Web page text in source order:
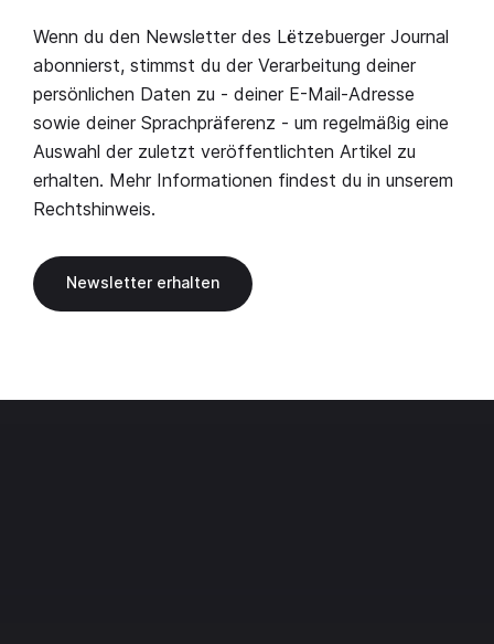
Wenn du den Newsletter des Lëtzebuerger Journal
abonnierst, stimmst du der Verarbeitung deiner
persönlichen Daten zu - deiner E-Mail-Adresse
sowie deiner Sprachpräferenz - um regelmäßig eine
Auswahl der zuletzt veröffentlichten Artikel zu
erhalten. Mehr Informationen findest du in unserem
Rechtshinweis.